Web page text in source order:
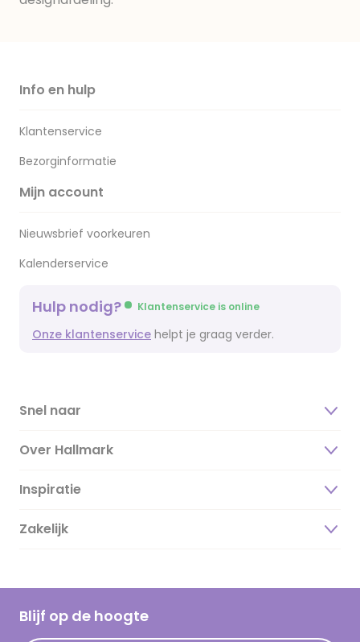
Info en hulp
Klantenservice
Bezorginformatie
Mijn account
Nieuwsbrief voorkeuren
Kalenderservice
Hulp nodig? Klantenservice is online
Onze klantenservice helpt je graag verder.
Snel naar
Over Hallmark
Over ons
Duurzaamheid
Hallmark Kaartclub
Inspiratie
Magazine
Cadeau inspiratie
Kaartinspiratie
Zakelijk
Blijf op de hoogte